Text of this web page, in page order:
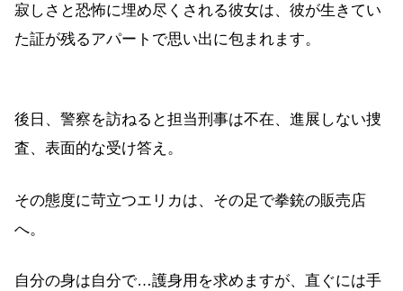
寂しさと恐怖に埋め尽くされる彼女は、彼が生きてい
た証が残るアパートで思い出に包まれます。
後日、警察を訪ねると担当刑事は不在、進展しない捜
査、表面的な受け答え。
その態度に苛立つエリカは、その足で拳銃の販売店
へ。
自分の身は自分で…護身用を求めますが、直ぐには手